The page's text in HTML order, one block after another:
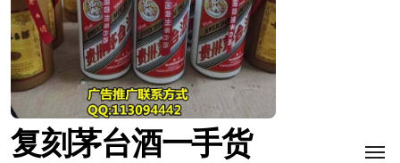
复刻茅台酒一手货